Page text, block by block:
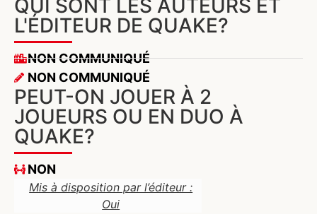
QUI SONT LES AUTEURS ET
L'ÉDITEUR DE QUAKE?
NON COMMUNIQUÉ
NON COMMUNIQUÉ
PEUT-ON JOUER À 2
JOUEURS OU EN DUO À
QUAKE?
NON
Mis à disposition par l’éditeur :
Oui